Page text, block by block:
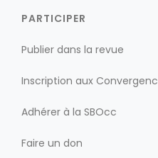
PARTICIPER
Publier dans la revue
Inscription aux
Adhérer à la SBOcc
Faire un don